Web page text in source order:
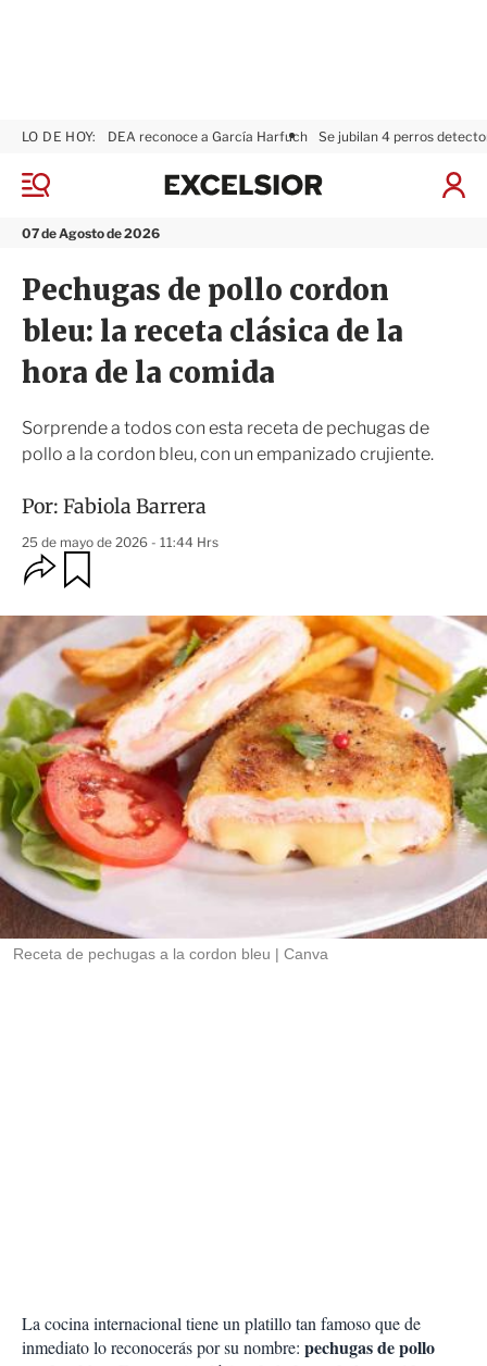
M
n
07 de Agosto de 2026
LO DE HOY: DEA reconoce a García Harfuch Se jubilan 4 perros
I
x
i
r
Pechugas de pollo cordon
bleu: la receta clásica de la
hora de la comida
Sorprende a todos con esta receta de pechugas de
pollo a la cordon bleu, con un empanizado crujiente.
Por: Fabiola Barrera
25 de mayo de 2026 - 11:44 Hrs
O
p
i
o
n
e
s
d
e
c
o
m
p
a
r
i
r
r
a
r
Receta de pechugas a la cordon bleu Canva
La cocina internacional tiene un platillo tan famoso que de
inmediato lo reconocerás por su nombre: pechugas de pollo